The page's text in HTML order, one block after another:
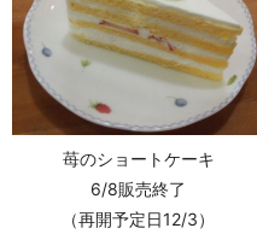
苺のショートケーキ
6/8販売終了
（再開予定日12/3）